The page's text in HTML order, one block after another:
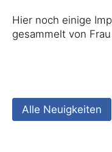
Hier noch einige
gesammelt von
Alle Neuigkeiten